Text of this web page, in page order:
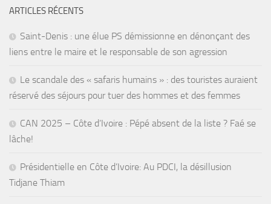
ARTICLES RÉCENTS
Saint-Denis : une élue PS démissionne en dénonçant des
liens entre le maire et le responsable de son agression
Le scandale des « safaris humains » : des touristes auraient
réservé des séjours pour tuer des hommes et des femmes
CAN 2025 – Côte d’Ivoire : Pépé absent de la liste ? Faé se
lâche!
Présidentielle en Côte d’Ivoire: Au PDCI, la désillusion
Tidjane Thiam